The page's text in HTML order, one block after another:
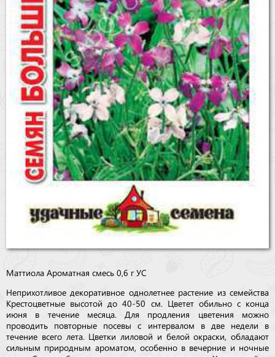
Маттиола Ароматная смесь 0,6 г УС
Неприхотливое декоративное однолетнее растение из семейства
Крестоцветные высотой до 40-50 см. Цветет обильно с конца
июня в течение месяца. Для продления цветения можно
проводить повторные посевы с интервалом в две недели в
течение всего лета. Цветки лиловой и белой окраски, обладают
сильным природным ароматом, особенно в вечерние и ночные